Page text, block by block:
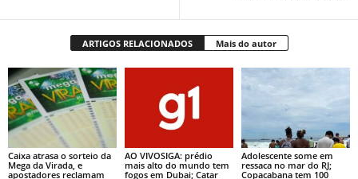
ARTIGOS RELACIONADOS Mais do autor
Caixa atrasa o sorteio da
Mega da Virada, e
apostadores reclamam
AO VIVOSIGA: prédio
mais alto do mundo tem
fogos em Dubai; Catar
Adolescente some em
ressaca no mar do RJ;
Copacabana tem 100